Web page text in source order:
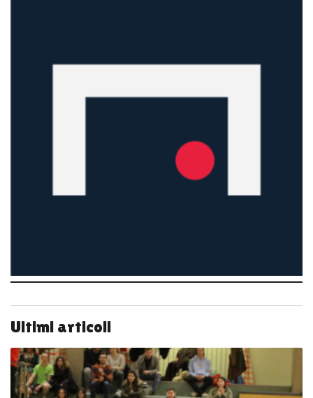
Ultimi articoli